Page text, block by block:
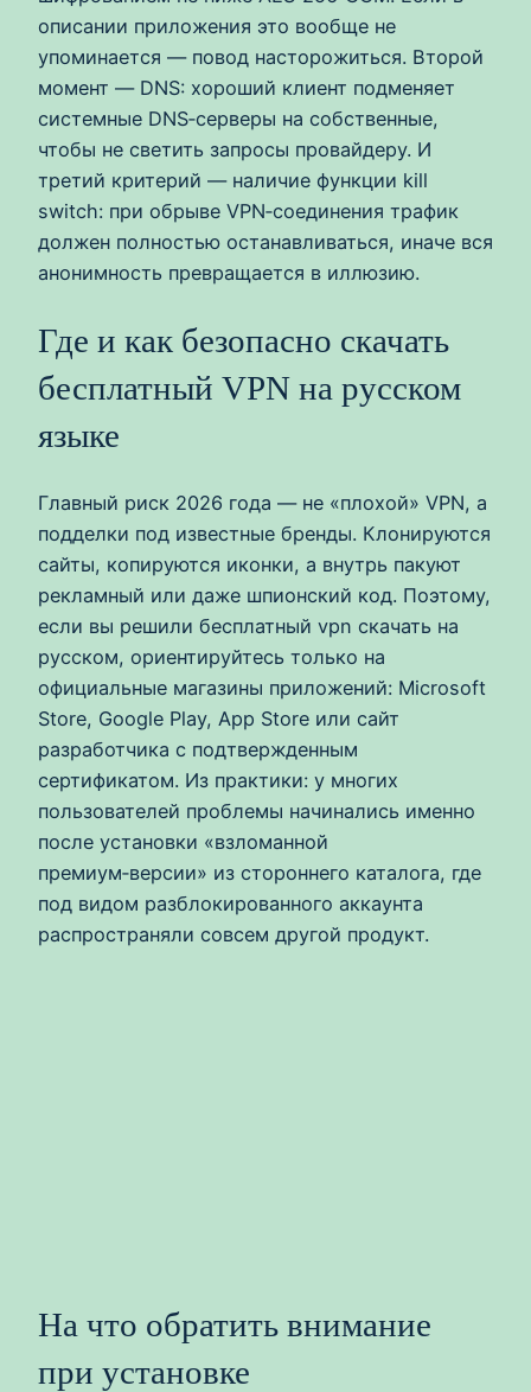
описании приложения это вообще не
упоминается — повод насторожиться. Второй
момент — DNS: хороший клиент подменяет
системные DNS‑серверы на собственные,
чтобы не светить запросы провайдеру. И
третий критерий — наличие функции kill
switch: при обрыве VPN‑соединения трафик
должен полностью останавливаться, иначе вся
анонимность превращается в иллюзию.
Где и как безопасно скачать
бесплатный VPN на русском
языке
Главный риск 2026 года — не «плохой» VPN, а
подделки под известные бренды. Клонируются
сайты, копируются иконки, а внутрь пакуют
рекламный или даже шпионский код. Поэтому,
если вы решили бесплатный vpn скачать на
русском, ориентируйтесь только на
официальные магазины приложений: Microsoft
Store, Google Play, App Store или сайт
разработчика с подтвержденным
сертификатом. Из практики: у многих
пользователей проблемы начинались именно
после установки «взломанной
премиум‑версии» из стороннего каталога, где
под видом разблокированного аккаунта
распространяли совсем другой продукт.
На что обратить внимание
при установке